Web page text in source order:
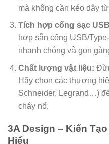
mà không cần kéo dây
Tích hợp cổng sạc
hợp sẵn cổng USB/
nhanh chóng và gọn
Chất lượng vật liệu:
Hãy chọn các thương
Schneider, Legrand…)
cháy nổ.
3A Design – Kiến
Hiểu